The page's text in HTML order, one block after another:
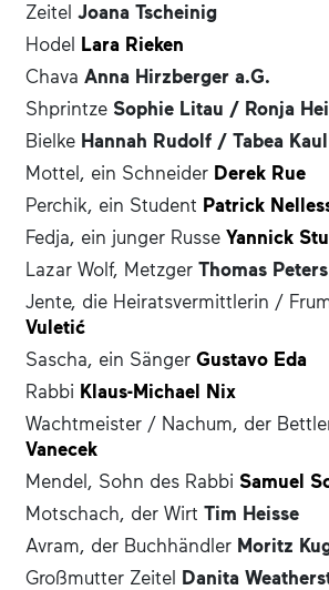
Zeitel Joana Tscheinig
Hodel Lara Rieken
Chava Anna Hirzberger a.G.
Shprintze Sophie Litau / Ronja
Bielke Hannah Rudolf / Tabea Kaul
Mottel, ein Schneider Derek Rue
Perchik, ein Student Patrick
Fedja, ein junger Russe Yannick
Lazar Wolf, Metzger Thomas Peters
Jente, die Heiratsvermittlerin /
Vuletić
Sascha, ein Sänger Gustavo Eda
Rabbi Klaus-Michael Nix
Wachtmeister / Nachum, der
Vanecek
Mendel, Sohn des Rabbi Samuel
Motschach, der Wirt Tim Heisse
Avram, der Buchhändler Moritz
Großmutter Zeitel Danita